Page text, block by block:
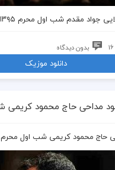
جواد مقدم شب اول محرم ۱۳۹۵
بدون دیدگاه
دانلود موزیک
حاج محمود کریمی شب اول محرم ۱۳۹۵